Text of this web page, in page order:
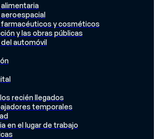
aeroespacial
y cosméticos
y las obras públicas
del automóvil
recién llegados
temporales
en el lugar de trabajo